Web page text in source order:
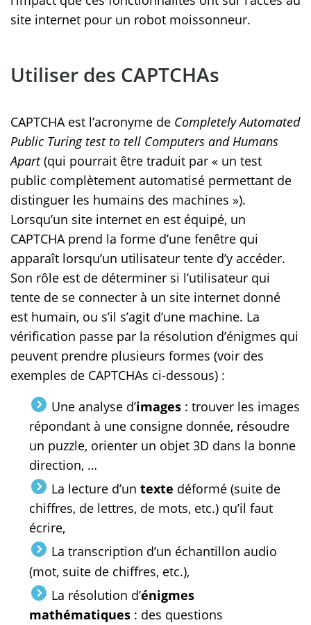
site internet pour un robot moissonneur.
Utiliser des CAPTCHAs
CAPTCHA est l’acronyme de Completely Automated
Public Turing test to tell Computers and Humans
Apart(qui pourrait être traduit par « un test
public complètement automatisé permettant de
distinguer les humains des machines »).
Lorsqu’un site internet en est équipé, un
CAPTCHA prend la forme d’une fenêtre qui
apparaît lorsqu’un utilisateur tente d’y accéder.
Son rôle est de déterminer si l’utilisateur qui
tente de se connecter à un site internet donné
est humain, ou s’il s’agit d’une machine. La
vérification passe par la résolution d’énigmes qui
peuvent prendre plusieurs formes (voir des
exemples de CAPTCHAs ci-dessous) :
Une analyse d’images : trouver les images
répondant à une consigne donnée, résoudre
un puzzle, orienter un objet 3D dans la bonne
direction, …
La lecture d’un texte déformé (suite de
chiffres, de lettres, de mots, etc.) qu’il faut
écrire,
La transcription d’un échantillon audio
(mot, suite de chiffres, etc.),
La résolution d’énigmes
mathématiques : des questions